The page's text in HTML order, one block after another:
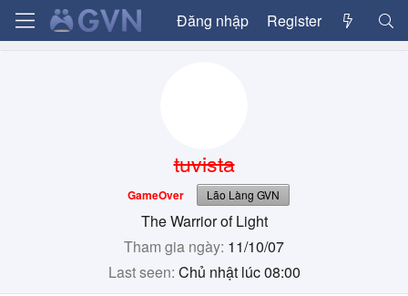
Đăng nhập Register
tuvista
GameOver Lão Làng GVN
The Warrior of Light
Tham gia ngày 11/10/07
Last seen Chủ nhật lúc 08:00